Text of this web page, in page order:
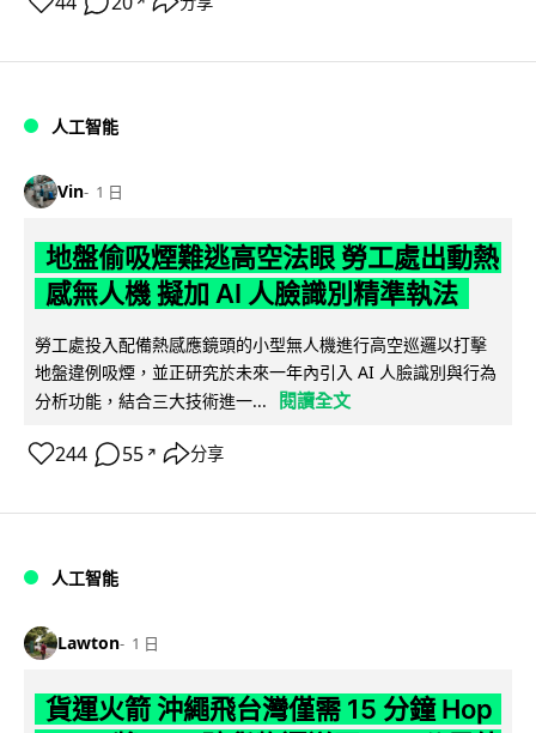
人工智能
Vin 1 日
地盤偷吸煙難逃高空法眼 勞工處出動熱
感無人機 擬加 AI 人臉識別精準執法
勞工處投入配備熱感應鏡頭的小型無人機進行高空巡邏以打擊
地盤違例吸煙，並正研究於未來一年內引入 AI 人臉識別與行為
分析功能，結合三大技術進一...
閱讀全文
244 55 ↗ 分享
人工智能
Lawton 1 日
貨運火箭 沖繩飛台灣僅需 15 分鐘 Hop